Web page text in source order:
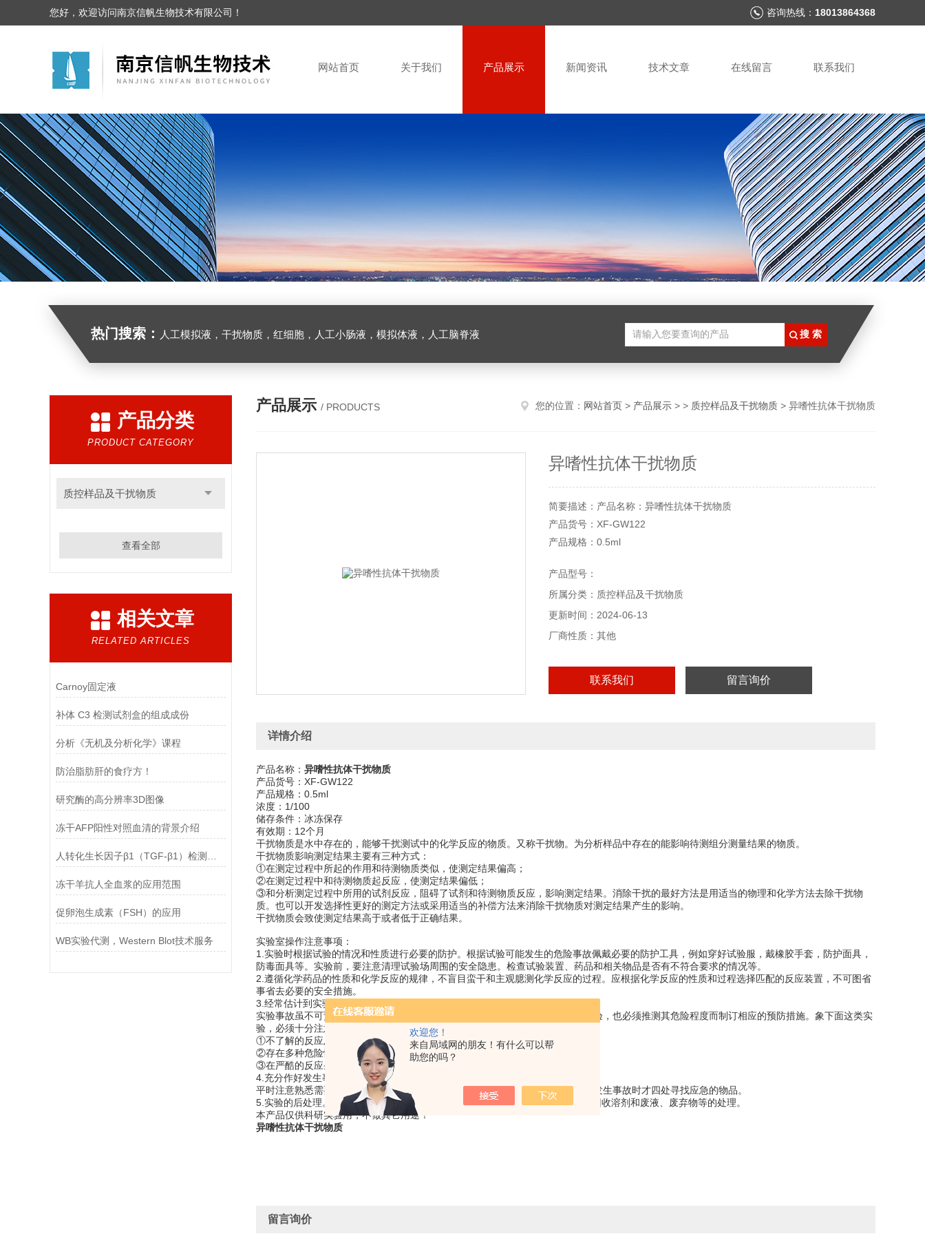
欢迎您！
来自局域网的朋友！有什么可以帮
助您的吗？
您好，欢迎访问南京信帆生物技术有限公司！ 咨询热线： 18013864368
网站首页 关于我们 产品展示 新闻资讯 技术文章 在线留言 联系我们
热门搜索： 人工模拟液，干扰物质，红细胞，人工小肠液，模拟体液，人工脑脊液
产品分类
PRODUCT CATEGORY
质控样品及干扰物质
查看全部
相关文章
RELATED ARTICLES
Carnoy固定液
补体 C3 检测试剂盒的组成成份
分析《无机及分析化学》课程
防治脂肪肝的食疗方！
研究酶的高分辨率3D图像
冻干AFP阳性对照血清的背景介绍
冻干羊抗人全血浆的应用范围
促卵泡生成素（FSH）的应用
WB实验代测，Western Blot技术服务
产品展示 / PRODUCTS 您的位置： 网站首页 > 产品展示 > > 质控样品及干扰物质 > 异嗜性抗体干扰物质
异嗜性抗体干扰物质
简要描述：产品名称：异嗜性抗体干扰物质
产品货号：XF-GW122
产品规格：0.5ml
储存条件：冰冻保存
有效期：12个月
本产品仅供科研实验用，不做其它用途！
产品型号：
所属分类：质控样品及干扰物质
更新时间：2024-06-13
厂商性质：其他
联系我们 留言询价
详情介绍
产品名称： 异嗜性抗体干扰物质
产品货号：XF-GW122
产品规格：0.5ml
浓度：1/100
储存条件：冰冻保存
有效期：12个月
干扰物质是水中存在的，能够干扰测试中的化学反应的物质。又称干扰物。为分析样品中存在的能影响待测组分测量结果的物质。
干扰物质影响测定结果主要有三种方式：
①在测定过程中所起的作用和待测物质类似，使测定结果偏高；
②在测定过程中和待测物质起反应，使测定结果偏低；
③和分析测定过程中所用的试剂反应，阻碍了试剂和待测物质反应，影响测定结果。消除干扰的最好方法是用适当的物理和化学方法去除干扰物
质。也可以开发选择性更好的测定方法或采用适当的补偿方法来消除干扰物质对测定结果产生的影响。
干扰物质会致使测定结果高于或者低于正确结果。
实验室操作注意事项：
1.实验时根据试验的情况和性质进行必要的防护。根据试验可能发生的危险事故佩戴必要的防护工具，例如穿好试验服，戴橡胶手套，防护面具，
防毒面具等。实验前，要注意清理试验场周围的安全隐患。检查试验装置、药品和相关物品是否有不符合要求的情况等。
2.遵循化学药品的性质和化学反应的规律，不盲目蛮干和主观臆测化学反应的过程。应根据化学反应的性质和过程选择匹配的反应装置，不可图省
事省去必要的安全措施。
3.经常估计到实验的危险性
实验事故虽不可预测，但其危险性的大小是可以估计到的。即使对不大了解的实验，也必须推测其危险程度而制订相应的预防措施。象下面这类实
验，必须十分注意。
①不了解的反应及操作;
②存在多种危险性的实验(如发生火灾、毒气等);
③在严酷的反应条件(如高温、高压等)下进行的实验。
4.充分作好发生事故时的预防措施并加以检查。
平时注意熟悉需要关闭的主要龙头、电气开关，灭火器的位置及操作方法，避免发生事故时才四处寻找应急的物品。
5.实验的后处理。实验的后处理工作，亦属实验过程的组成部份。特别不可忽略回收溶剂和废液、废弃物等的处理。
本产品仅供科研实验用，不做其它用途！
异嗜性抗体干扰物质
留言询价